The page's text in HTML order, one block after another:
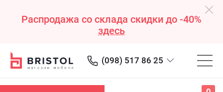
Распродажа со склада скидки до -40%
здесь
(098) 517 86 25